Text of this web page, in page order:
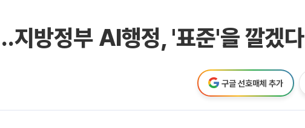
방정부 AI행정, '표준'을 깔겠다
구글 선호매체 추가